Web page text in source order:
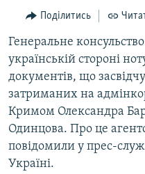
Перейти
пошуку
ПОГЛЯД
ІНТЕРВ'Ю
ВСЕ ЗА ДЕНЬ
СПЕЦПРОЕКТИ
ДЕПОРТАЦІЯ
ВІДЕОУРОКИ «ELIFBE»
СВІДЧЕННЯ ОКУПАЦІЇ
ЯК ОБІЙТИ
Русский
Поділитись
Генеральне
українській стороні
документів, що
затриманих на
Кримом Олександра
Одинцова. Про це
повідомили у прес-
Україні.